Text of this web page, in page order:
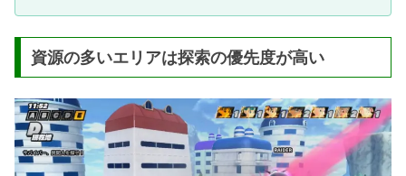
資源の多いエリアは探索の優先度が高い